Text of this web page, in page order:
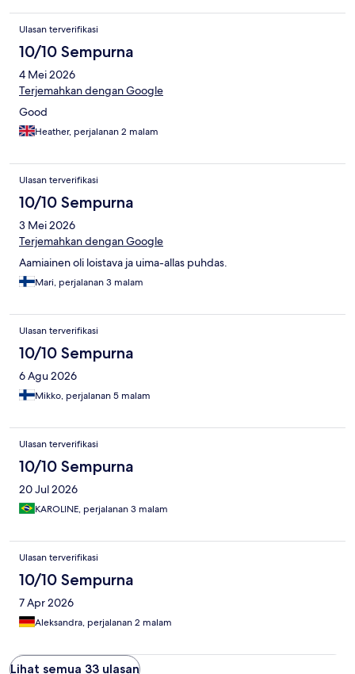
Ulasan terverifikasi
10/10 Sempurna
4 Mei 2026
Terjemahkan dengan Google
Good
Heather, perjalanan 2 malam
Ulasan terverifikasi
10/10 Sempurna
3 Mei 2026
Terjemahkan dengan Google
Aamiainen oli loistava ja uima-allas puhdas.
Mari, perjalanan 3 malam
Ulasan terverifikasi
10/10 Sempurna
6 Agu 2026
Mikko, perjalanan 5 malam
Ulasan terverifikasi
10/10 Sempurna
20 Jul 2026
KAROLINE, perjalanan 3 malam
Ulasan terverifikasi
10/10 Sempurna
7 Apr 2026
Aleksandra, perjalanan 2 malam
Lihat semua 33 ulasan